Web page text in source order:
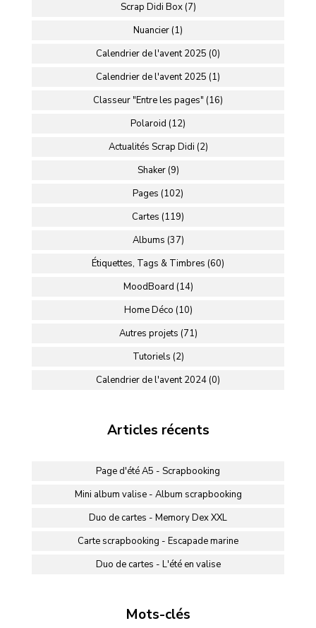
Scrap Didi Box (7)
Nuancier (1)
Calendrier de l'avent 2025 (0)
Calendrier de l'avent 2025 (1)
Classeur "Entre les pages" (16)
Polaroid (12)
Actualités Scrap Didi (2)
Shaker (9)
Pages (102)
Cartes (119)
Albums (37)
Étiquettes, Tags & Timbres (60)
MoodBoard (14)
Home Déco (10)
Autres projets (71)
Tutoriels (2)
Calendrier de l'avent 2024 (0)
Articles récents
Page d'été A5 - Scrapbooking
Mini album valise - Album scrapbooking
Duo de cartes - Memory Dex XXL
Carte scrapbooking - Escapade marine
Duo de cartes - L'été en valise
Mots-clés